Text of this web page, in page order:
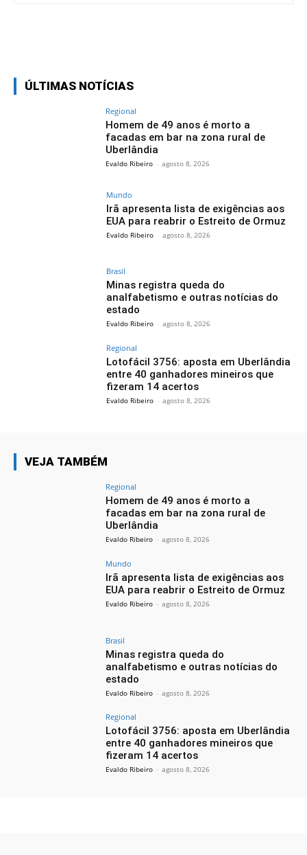
ÚLTIMAS NOTÍCIAS
Regional
Homem de 49 anos é morto a
facadas em bar na zona rural de
Uberlândia
Evaldo Ribeiro - agosto 8, 2026
Mundo
Irã apresenta lista de exigências aos
EUA para reabrir o Estreito de Ormuz
Evaldo Ribeiro - agosto 8, 2026
Brasil
Minas registra queda do
analfabetismo e outras notícias do
estado
Evaldo Ribeiro - agosto 8, 2026
Regional
Lotofácil 3756: aposta em Uberlândia
entre 40 ganhadores mineiros que
fizeram 14 acertos
Evaldo Ribeiro - agosto 8, 2026
VEJA TAMBÉM
Regional
Homem de 49 anos é morto a
facadas em bar na zona rural de
Uberlândia
Evaldo Ribeiro - agosto 8, 2026
Mundo
Irã apresenta lista de exigências aos
EUA para reabrir o Estreito de Ormuz
Evaldo Ribeiro - agosto 8, 2026
Brasil
Minas registra queda do
analfabetismo e outras notícias do
estado
Evaldo Ribeiro - agosto 8, 2026
Regional
Lotofácil 3756: aposta em Uberlândia
entre 40 ganhadores mineiros que
fizeram 14 acertos
Evaldo Ribeiro - agosto 8, 2026